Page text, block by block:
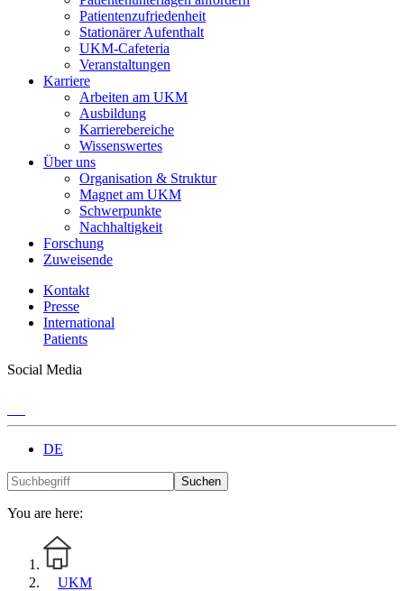
Patientenzufriedenheit
Stationärer Aufenthalt
UKM-Cafeteria
Veranstaltungen
Karriere
Arbeiten am UKM
Ausbildung
Karrierebereiche
Wissenswertes
Über uns
Organisation & Struktur
Magnet am UKM
Schwerpunkte
Nachhaltigkeit
Forschung
Zuweisende
Kontakt
Presse
International
Patients
Social Media
DE
Suchen
You are here:
UKM